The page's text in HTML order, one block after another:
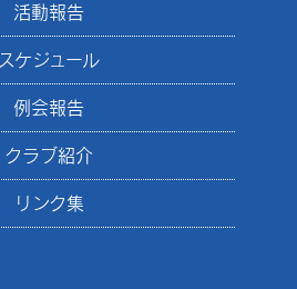
活動報告
スケジュール
例会報告
クラブ紹介
リンク集